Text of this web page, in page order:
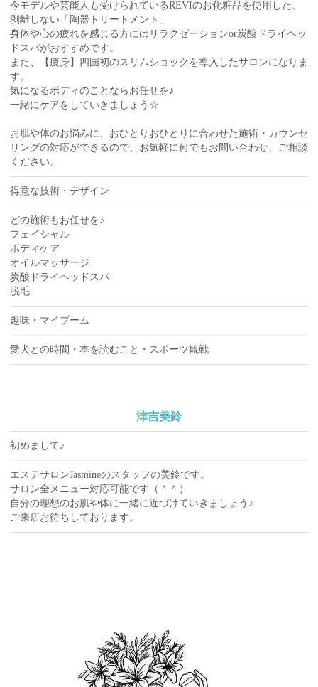
今モデルや芸能人も受けられているREVIのお化粧品を使用した、
剥離しない「陶器トリートメント」
身体や心の疲れを感じる方にはリラクゼーションor炭酸ドライヘッ
ドスパがおすすめです。
また、【痩身】四国初のスリムショックを導入したサロンになりま
す。
気になるボディのことならお任せを♪
一緒にケアをしていきましょう☆
お肌や体のお悩みに、おひとりおひとりに合わせた施術・カウンセ
リングの対応ができるので、お気軽に何でもお問い合わせ、ご相談
ください。
得意な技術・デザイン
どの施術もお任せを♪
フェイシャル
ボディケア
オイルマッサージ
炭酸ドライヘッドスパ
脱毛
趣味・マイブーム
愛犬との時間・本を読むこと・スポーツ観戦
津吉美鈴
初めまして♪
エステサロンJasmineのスタッフの美鈴です。
サロン全メニュー対応可能です（＾＾）
自分の理想のお肌や体に一緒に近づけていきましょう♪
ご来店お待ちしております。